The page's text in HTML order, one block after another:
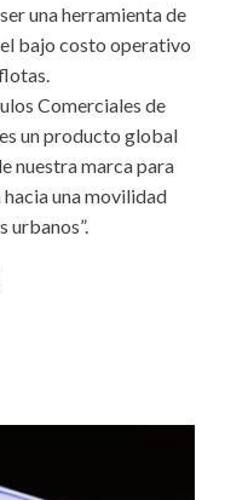
una herramienta de
bajo costo operativo
Comerciales de
un producto global
nuestra marca para
una movilidad
urbanos”.